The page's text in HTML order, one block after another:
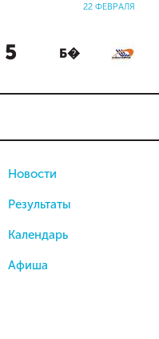
22 ФЕВРАЛЯ
5 Б�
Новости
Результаты
Календарь
Афиша